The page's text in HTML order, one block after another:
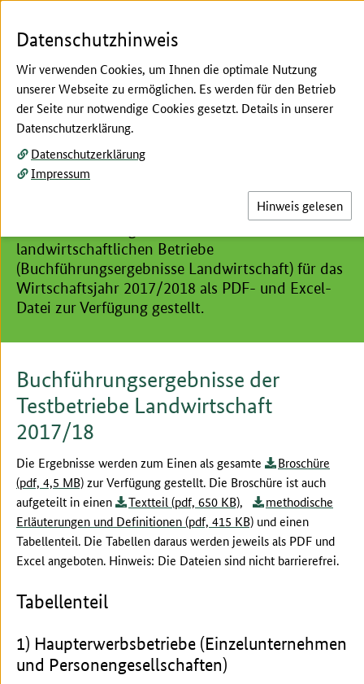
Hier beginnt der Hauptinhalt dieser Seite
Buchführungsergebnisse
Landwirtschaft 2017/18
Archiv Buchführungsergebnisse Landwirtschaft
landwirtschaftlichen Betriebe
(Buchführungsergebnisse Landwirtschaft) für das
Wirtschaftsjahr 2017/2018 als PDF- und Excel-
Datei zur Verfügung gestellt.
Buchführungsergebnisse der
Testbetriebe Landwirtschaft
2017/18
Die Ergebnisse werden zum Einen als gesamte
Broschüre
(pdf, 4,5 MB)zur Verfügung gestellt. Die Broschüre ist auch
aufgeteilt in einen
Textteil (pdf, 650 KB),
methodische
Erläuterungen und Definitionen (pdf, 415 KB) und einen
Tabellenteil. Die Tabellen daraus werden jeweils als PDF und
Excel angeboten. Hinweis: Die Dateien sind nicht barrierefrei.
Tabellenteil
1) Haupterwerbsbetriebe (Einzelunternehmen
und Personengesellschaften)
Datenschutzhinweis
Wir verwenden Cookies, um Ihnen die optimale Nutzung
unserer Webseite zu ermöglichen. Es werden für den Betrieb
der Seite nur notwendige Cookies gesetzt. Details in unserer
Datenschutzerklärung.
Datenschutzerklärung
Impressum
Hinweis gelesen